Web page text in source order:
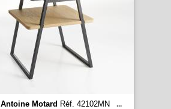
Antoine Motard Réf. 42102MN ...